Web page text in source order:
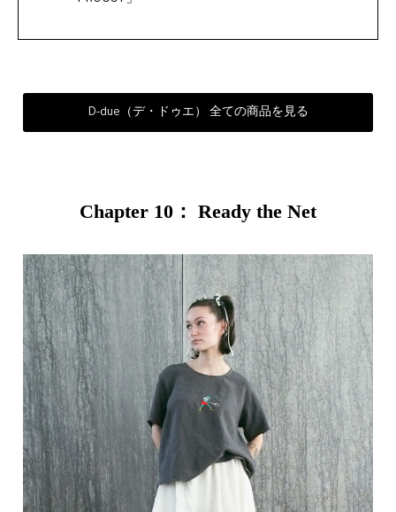
D-due（デ・ドゥエ） 全ての商品を見る
Chapter 10： Ready the Net